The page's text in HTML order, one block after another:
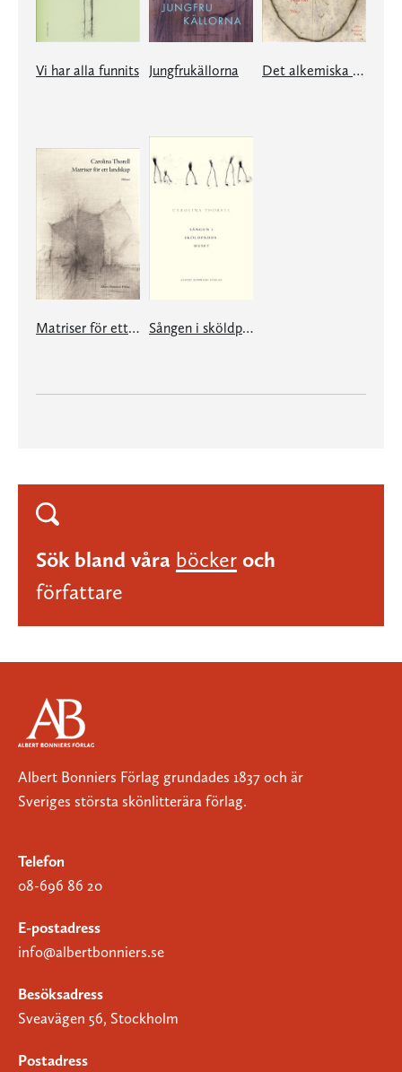
Vi har alla funnits Jungfrukällorna Det alkemiska hjärtat
Matriser för ett landskap Sången i sköldpaddshuset
Sök bland våra böcker och
författare
Albert Bonniers Förlag grundades 1837 och är
Sveriges största skönlitterära förlag.
Telefon
08-696 86 20
E-postadress
info@albertbonniers.se
Besöksadress
Sveavägen 56, Stockholm
Postadress